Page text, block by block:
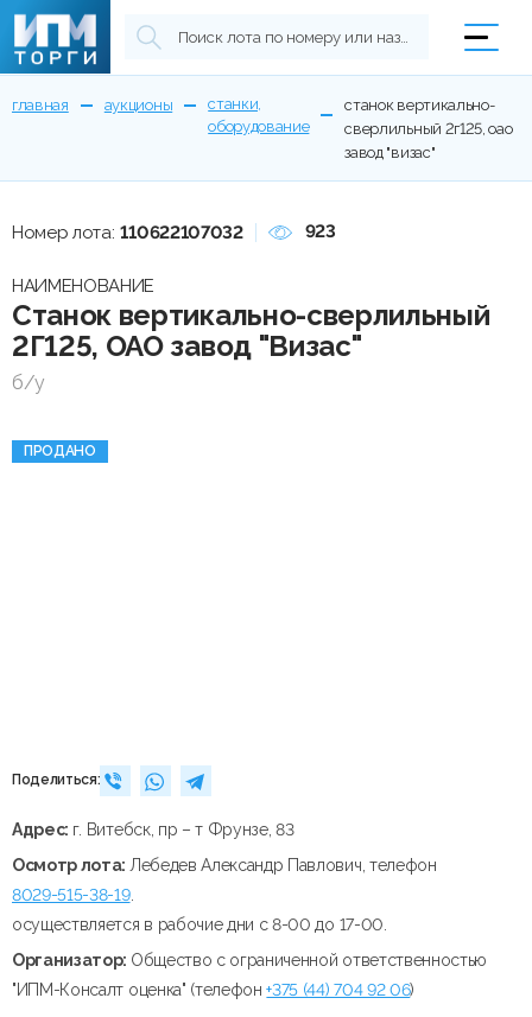
главная аукционы
станки,
оборудование
станок вертикально-
сверлильный 2г125, оао
завод "визас"
ПРОДАНО
Поделиться:
Номер лота: 110622107032 923
НАИМЕНОВАНИЕ
Станок вертикально-сверлильный
2Г125, ОАО завод "Визас"
б/у
Адрес: г. Витебск, пр – т Фрунзе, 83
Осмотр лота: Лебедев Александр Павлович, телефон
8029-515-38-19.
осуществляется в рабочие дни с 8-00 до 17-00.
Организатор: Общество с ограниченной ответственностью
"ИПМ-Консалт оценка" (телефон+375 (44) 704 92 06)